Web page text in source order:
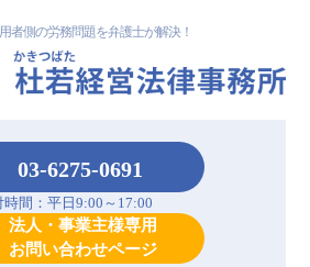
者側の労務問題を弁護士が解決！
03-6275-0691
時間：平日9:00～17:00
法人・事業主様専用
お問い合わせページ